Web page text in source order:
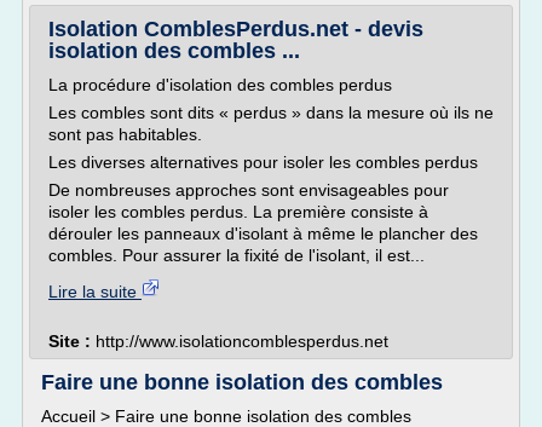
Isolation ComblesPerdus.net - devis
isolation des combles ...
La procédure d'isolation des combles perdus
Les combles sont dits « perdus » dans la mesure où ils ne
sont pas habitables.
Les diverses alternatives pour isoler les combles perdus
De nombreuses approches sont envisageables pour
isoler les combles perdus. La première consiste à
dérouler les panneaux d'isolant à même le plancher des
combles. Pour assurer la fixité de l'isolant, il est...
Lire la suite
Site : http://www.isolationcomblesperdus.net
Faire une bonne isolation des combles
Accueil > Faire une bonne isolation des combles